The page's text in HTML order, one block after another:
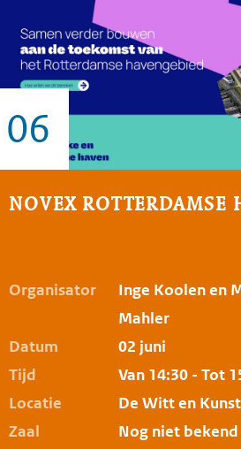
06
NOVEX ROTTERDAMSE
Organisator
Inge Koolen en
Mahler
Datum
02 juni
Tijd
Van 14:30 - Tot
Locatie
De Witt en
Zaal
Nog niet bekend